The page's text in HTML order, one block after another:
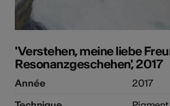
'Verstehen, meine liebe
Resonanzgeschehen', 2017
Année
2017